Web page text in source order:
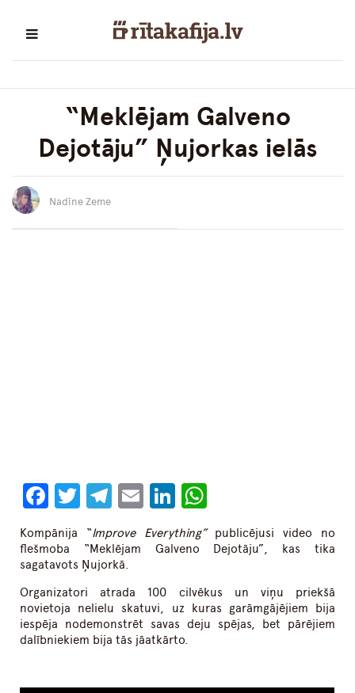
“Meklējam Galveno
Dejotāju” Ņujorkas ielās
Nadīne Zeme
Facebook
Twitter
Telegram
EmailLinkedIn
Kompānija “Improve Everything”publicējusi video no
flešmoba
“Meklējam Galveno Dejotāju”, kas tika
sagatavots Ņujorkā.
Organizatori atrada 100 cilvēkus un viņu priekšā
novietoja nelielu skatuvi, uz kuras garāmgājējiem bija
iespēja nodemonstrēt savas deju spējas, bet pārējiem
dalībniekiem bija tās jāatkārto.